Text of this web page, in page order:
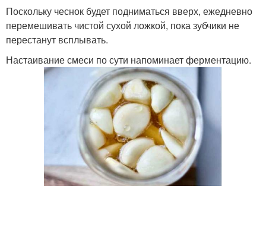
Поскольку чеснок будет подниматься вверх, ежедневно
перемешивать чистой сухой ложкой, пока зубчики не
перестанут всплывать.
Настаивание смеси по сути напоминает ферментацию.